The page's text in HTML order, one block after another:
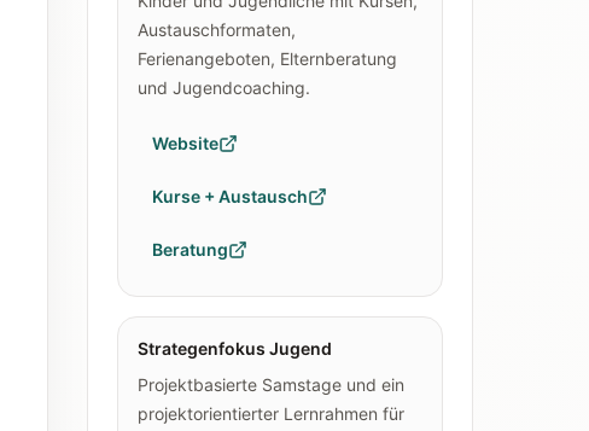
Austauschformaten,
Ferienangeboten, Elternberatung
und Jugendcoaching.
Website
Kurse + Austausch
Beratung
Strategenfokus Jugend
Projektbasierte Samstage und ein
projektorientierter Lernrahmen für